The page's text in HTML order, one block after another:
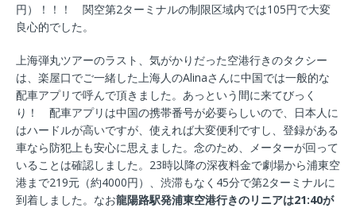
円）！！！ 関空第2ターミナルの制限区域内では105円で大変
良心的でした。
上海弾丸ツアーのラスト、気がかりだった空港行きのタクシー
は、楽屋口でご一緒した上海人のAlinaさんに中国では一般的な
配車アプリで呼んで頂きました。あっという間に来てびっく
り！ 配車アプリは中国の携帯番号が必要らしいので、日本人に
はハードルが高いですが、使えれば大変便利ですし、登録がある
車なら防犯上も安心に思えました。念のため、メーターが回って
いることは確認しました。23時以降の深夜料金で劇場から浦東空
港まで219元（約4000円）、渋滞もなく45分で第2ターミナルに
到着しました。なお龍陽路駅発浦東空港行きのリニアは21:40が